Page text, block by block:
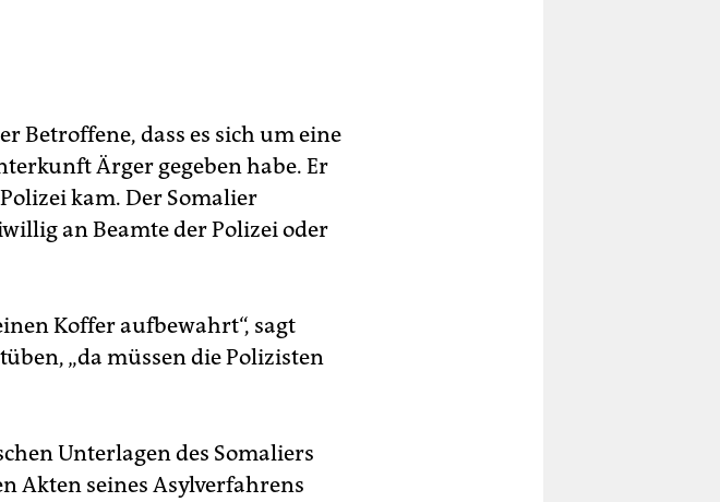
Betroffene, dass es sich um eine
Ärger gegeben habe. Er
kam. Der Somalier
an Beamte der Polizei oder
Koffer aufbewahrt“, sagt
„da müssen die Polizisten
Unterlagen des Somaliers
Akten seines Asylverfahrens